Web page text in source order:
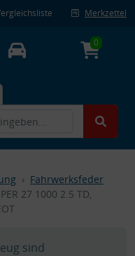
Merkzettel
0
Fahrwerksfeder
27 1000 2.5 TD,
sind